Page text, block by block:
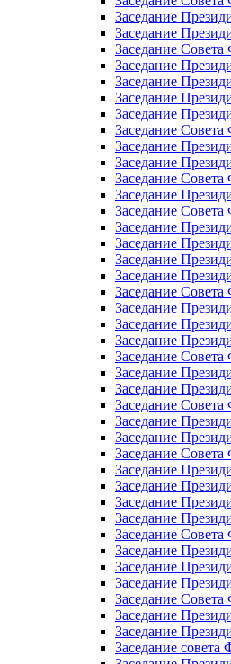
Заседание
Заседание
Заседание
Заседание
Заседание
Заседание
Заседание
Заседание
Заседание
Заседание
Заседание
Заседание
Заседание
Заседание
Заседание
Заседание
Заседание
Заседание
Заседание
Заседание
Заседание
Заседание
Заседание
Заседание
Заседание
Заседание
Заседание
Заседание
Заседание
Заседание
Заседание
Заседание
Заседание
Заседание
Заседание
Заседание
Заседание
Заседание
Заседание
Заседание